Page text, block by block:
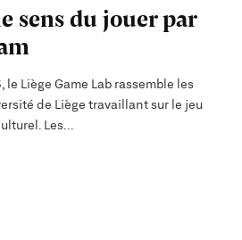
sens du jouer par
le Liège Game Lab rassemble les
de Liège travaillant sur le jeu
Les